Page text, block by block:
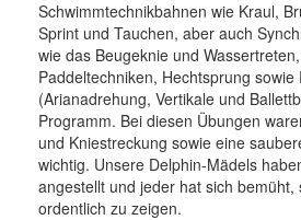
Schwimmtechnikbahnen wie Kraul,
Sprint und Tauchen, aber auch
wie das Beugeknie und
Paddeltechniken, Hechtsprung sowie
(Arianadrehung, Vertikale und
Programm. Bei diesen Übungen
und Kniestreckung sowie eine
wichtig. Unsere Delphin-Mädels
angestellt und jeder hat sich bemüht,
ordentlich zu zeigen.